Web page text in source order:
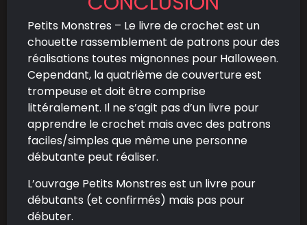
Petits Monstres – Le livre de crochet est un
chouette rassemblement de patrons pour des
réalisations toutes mignonnes pour Halloween.
Cependant, la quatrième de couverture est
trompeuse et doit être comprise
littéralement. Il ne s’agit pas d’un livre pour
apprendre le crochet mais avec des patrons
faciles/simples que même une personne
débutante peut réaliser.
L’ouvrage Petits Monstres est un livre pour
débutants (et confirmés) mais pas pour
débuter.